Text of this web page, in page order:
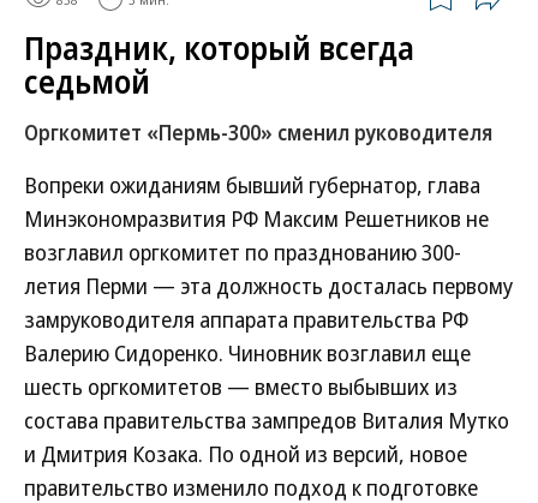
Праздник, который всегда
седьмой
Оргкомитет «Пермь-300» сменил руководителя
Вопреки ожиданиям бывший губернатор, глава
Минэкономразвития РФ Максим Решетников не
возглавил оргкомитет по празднованию 300-
летия Перми — эта должность досталась первому
замруководителя аппарата правительства РФ
Валерию Сидоренко. Чиновник возглавил еще
шесть оргкомитетов — вместо выбывших из
состава правительства зам­предов Виталия Мутко
и Дмитрия Козака. По одной из версий, новое
правительство изменило подход к подготовке